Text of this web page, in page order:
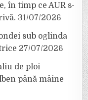
în timp ce AUR s-
31/07/2026
sub oglinda
27/07/2026
de ploi
până mâine